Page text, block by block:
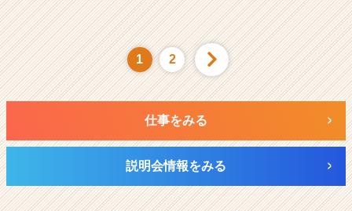
1 2
仕事をみる
説明会情報をみる